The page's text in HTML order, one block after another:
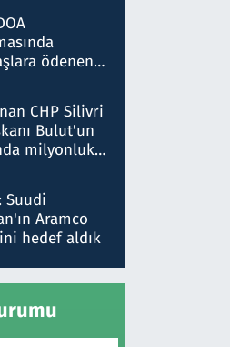
ödenen
iddiasını
CHP Silivri
Bulut'un
milyonluk
ben
Suudi
Aramco
hedef aldık